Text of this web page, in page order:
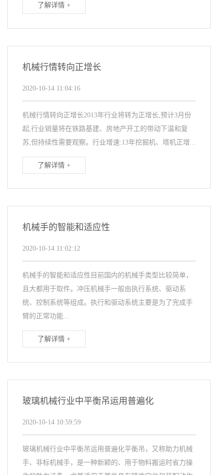
了解详情 +
机械行情转向正增长
2020-10-14 11:04:16
机械行情转向正增长2013年行业将转为正增长,预计3月份
起,行业销量将在铁路基建、房地产开工的带动下温和复
苏,但持续性需要观察。行业增速:13年挖掘机、塔机正增...
了解详情 +
机械手的智能和适应性
2020-10-14 11:02:12
机械手的智能和适应性目前国内的机械手类型比较简单，
且大都用于取件。冲压机械手一般由执行系统、驱动系
统、控制系统等组成。执行和驱动系统主要是为了完成手
臂的正常功能...
了解详情 +
玻璃机械行业中平衡吊运用普遍化
2020-10-14 10:59:59
玻璃机械行业中平衡吊运用普遍化平衡吊，又称助力机械
手、非标机械手，是一种新颖的、用于物料搬运时省力操